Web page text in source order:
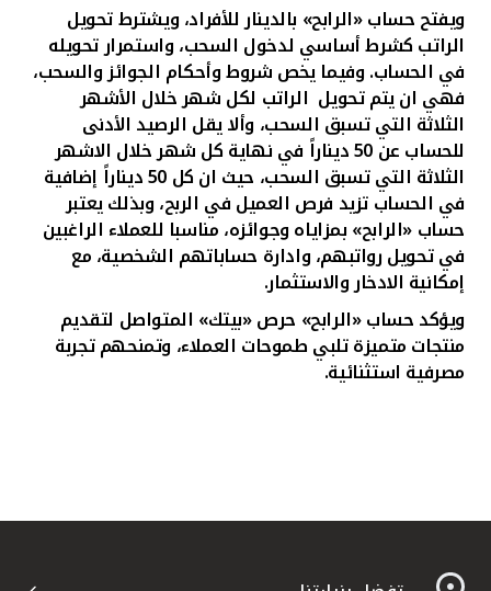
ويفتح حساب «الرابح» بالدينار للأفراد، ويشترط تحويل
الراتب كشرط أساسي لدخول السحب، واستمرار تحويله
في الحساب. وفيما يخص شروط وأحكام الجوائز والسحب،
فهي ان يتم تحويل الراتب لكل شهر خلال الأشهر
الثلاثة التي تسبق السحب، وألا يقل الرصيد الأدنى
للحساب عن 50 ديناراً في نهاية كل شهر خلال الاشهر
الثلاثة التي تسبق السحب، حيث ان كل 50 ديناراً إضافية
في الحساب تزيد فرص العميل في الربح، وبذلك يعتبر
حساب «الرابح» بمزاياه وجوائزه، مناسبا للعملاء الراغبين
في تحويل رواتبهم، وادارة حساباتهم الشخصية، مع
إمكانية الادخار والاستثمار.
ويؤكد حساب «الرابح» حرص «بيتك» المتواصل لتقديم
منتجات متميزة تلبي طموحات العملاء، وتمنحهم تجربة
مصرفية استثنائية.